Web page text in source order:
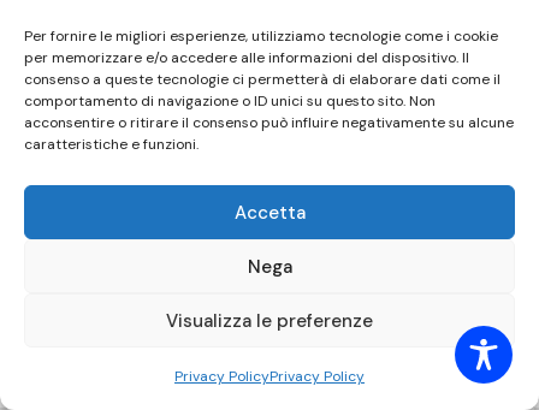
Per fornire le migliori esperienze, utilizziamo tecnologie come i cookie
per memorizzare e/o accedere alle informazioni del dispositivo. Il
consenso a queste tecnologie ci permetterà di elaborare dati come il
comportamento di navigazione o ID unici su questo sito. Non
acconsentire o ritirare il consenso può influire negativamente su alcune
caratteristiche e funzioni.
Accetta
Nega
Visualizza le preferenze
Privacy PolicyPrivacy Policy